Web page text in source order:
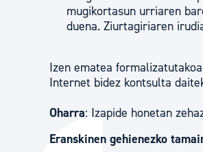
mugikortasun urriaren
duena. Ziurtagiriaren
Izen ematea
Internet bidez kontsulta
Oharra: Izapide honetan
Eranskinen gehienezko